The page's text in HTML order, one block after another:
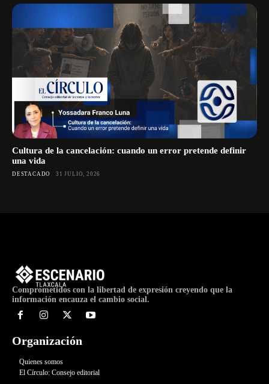
Cultura de la cancelación: cuando un error pretende definir
una vida
DESTACADO 31 JULIO, 2026
Comprometidos con la libertad de expresión creyendo que la
información encauza el cambio social.
Organización
Quienes somos
El Círculo: Consejo editorial